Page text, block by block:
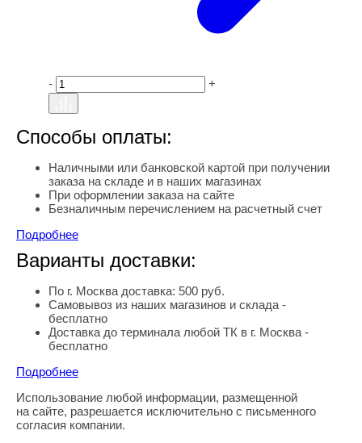
- +
Способы оплаты:
Наличными или банковской картой при получении
заказа на складе и в наших магазинах
При оформлении заказа на сайте
Безналичным перечислением на расчетный счет
Подробнее
Варианты доставки:
По г. Москва доставка: 500 руб.
Самовывоз из наших магазинов и склада -
бесплатно
Доставка до терминала любой ТК в г. Москва -
бесплатно
Подробнее
Правовая информация
Использование любой информации, размещенной
на сайте, разрешается исключительно с письменного
согласия компании.